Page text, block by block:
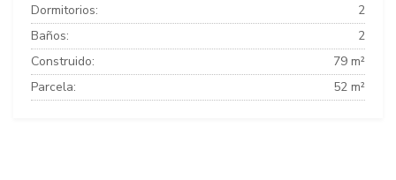
Dormitorios:
2
Baños:
2
Construido:
79 m²
Parcela:
52 m²